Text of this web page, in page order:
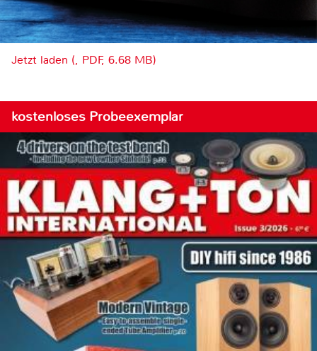
Jetzt laden (, PDF, 6.68 MB)
kostenloses Probeexemplar